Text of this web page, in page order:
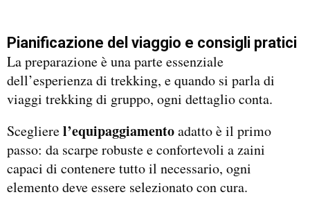
Pianificazione del viaggio e consigli pratici
La preparazione è una parte essenziale
dell’esperienza di trekking, e quando si parla di
viaggi trekking di gruppo, ogni dettaglio conta.
Sceglierel’equipaggiamentoadatto è il primo
passo: da scarpe robuste e confortevoli a zaini
capaci di contenere tutto il necessario, ogni
elemento deve essere selezionato con cura.